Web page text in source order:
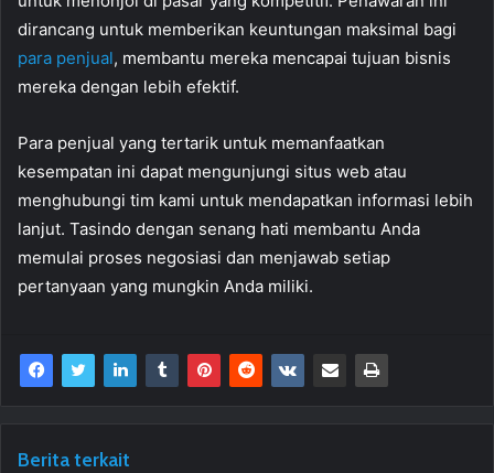
dirancang untuk memberikan keuntungan maksimal bagi
para penjual, membantu mereka mencapai tujuan bisnis
mereka dengan lebih efektif.
Para penjual yang tertarik untuk memanfaatkan
kesempatan ini dapat mengunjungi situs web atau
menghubungi tim kami untuk mendapatkan informasi lebih
lanjut. Tasindo dengan senang hati membantu Anda
memulai proses negosiasi dan menjawab setiap
pertanyaan yang mungkin Anda miliki.
Berita terkait